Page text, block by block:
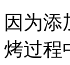
因为
烤过程